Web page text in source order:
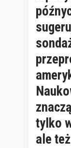
tylko
ale